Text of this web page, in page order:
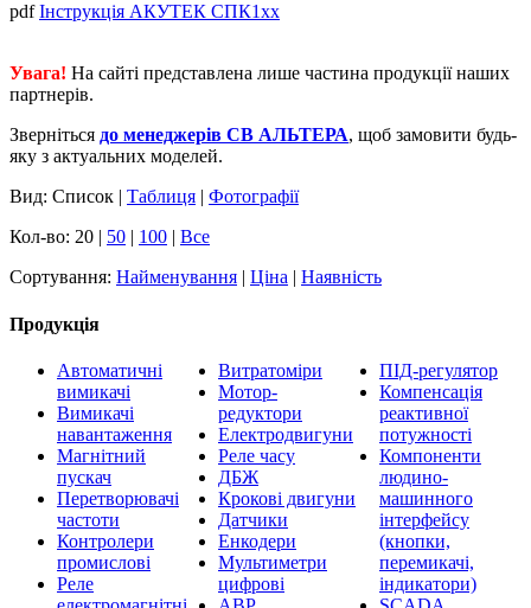
pdf Інструкція АКУТЕК СПК1хх
Увага! На сайті представлена лише частина продукції наших
партнерів.
Зверніться до менеджерів СВ АЛЬТЕРА, щоб замовити будь-
яку з актуальних моделей.
Вид: Список | Таблиця | Фотографії
Кол-во: 20 | 50 | 100 | Все
Сортування: Найменування | Ціна | Наявність
Продукція
Автоматичні
вимикачі
Вимикачі
навантаження
Магнітний
пускач
Перетворювачі
частоти
Контролери
промислові
Реле
Витратоміри
Мотор-
редуктори
Електродвигуни
Реле часу
ДБЖ
Крокові двигуни
Датчики
Енкодери
Мультиметри
цифрові
ПІД-регулятор
Компенсація
реактивної
потужності
Компоненти
людино-
машинного
інтерфейсу
(кнопки,
перемикачі,
індикатори)